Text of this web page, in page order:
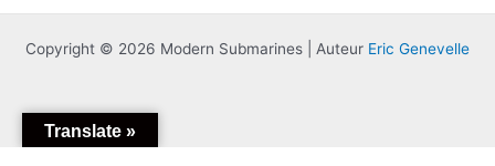
Copyright © 2026 Modern Submarines | Auteur Eric Genevelle
Translate »